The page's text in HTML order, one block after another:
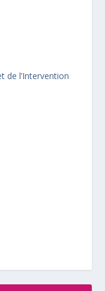
de l’Intervention